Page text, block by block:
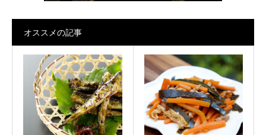
オススメの記事